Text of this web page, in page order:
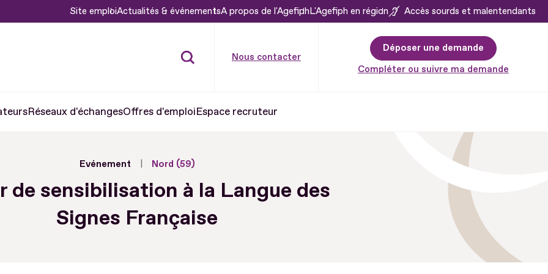
Site emploiActualités & événementsA propos de l'AgefiphL'Agefiph en région Accès sourds et malentendants
Nous contacter
Déposer une demande
Compléter ou suivre ma demande
Réseaux d'échangesOffres d'emploiEspace recruteur
Evénement Nord (59)
de sensibilisation à la Langue des
Signes Française